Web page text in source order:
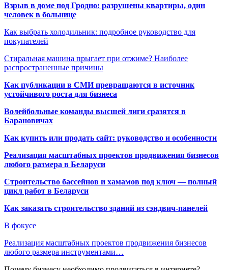
Взрыв в доме под Гродно: разрушены квартиры, один
человек в больнице
Как выбрать холодильник: подробное руководство для
покупателей
Стиральная машина прыгает при отжиме? Наиболее
распространенные причины
Как публикации в СМИ превращаются в источник
устойчивого роста для бизнеса
Волейбольные команды высшей лиги сразятся в
Барановичах
Как купить или продать сайт: руководство и особенности
Реализация масштабных проектов продвижения бизнесов
любого размера в Беларуси
Строительство бассейнов и хамамов под ключ — полный
цикл работ в Беларуси
Как заказать строительство зданий из сэндвич-панелей
В фокусе
Реализация масштабных проектов продвижения бизнесов
любого размера инструментами…